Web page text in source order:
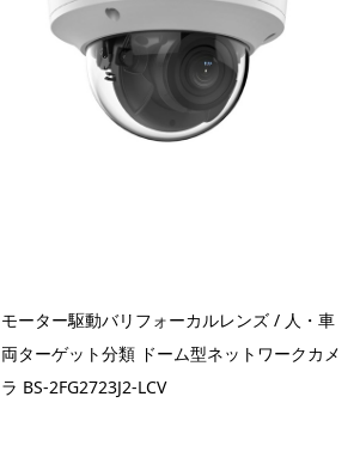
モーター駆動バリフォーカルレンズ / 人・車
両ターゲット分類 ドーム型ネットワークカメ
ラ BS-2FG2723J2-LCV